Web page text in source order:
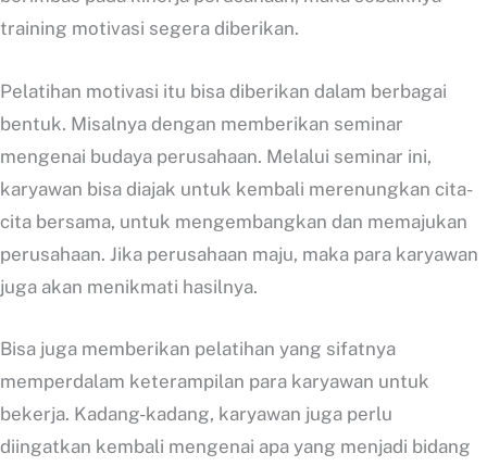
training motivasi segera diberikan.
Pelatihan motivasi itu bisa diberikan dalam berbagai
bentuk. Misalnya dengan memberikan seminar
mengenai budaya perusahaan. Melalui seminar ini,
karyawan bisa diajak untuk kembali merenungkan cita-
cita bersama, untuk mengembangkan dan memajukan
perusahaan. Jika perusahaan maju, maka para karyawan
juga akan menikmati hasilnya.
Bisa juga memberikan pelatihan yang sifatnya
memperdalam keterampilan para karyawan untuk
bekerja. Kadang-kadang, karyawan juga perlu
diingatkan kembali mengenai apa yang menjadi bidang